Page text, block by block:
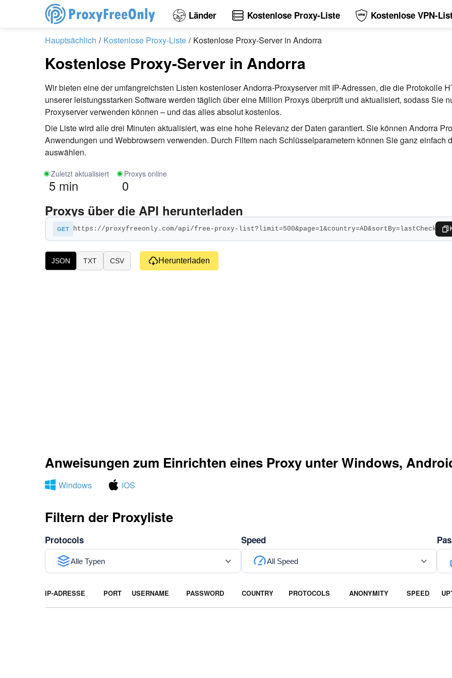
Länder Kostenlose Proxy-Liste Kostenlose VPN-
Hauptsächlich Kostenlose Proxy-Liste Kostenlose Proxy-Server in Andorra
Kostenlose Proxy-Server in Andorra
Wir bieten eine der umfangreichsten Listen kostenloser Andorra-Proxyserver mit IP-Adressen, die die Protokolle
unserer leistungsstarken Software werden täglich über eine Million Proxys überprüft und aktualisiert, sodass Sie
Proxyserver verwenden können – und das alles absolut kostenlos.
Die Liste wird alle drei Minuten aktualisiert, was eine hohe Relevanz der Daten garantiert. Sie können Andorra
Anwendungen und Webbrowsern verwenden. Durch Filtern nach Schlüsselparametern können Sie ganz einfach
auswählen.
Zuletzt aktualisiert
5 min
Proxys online
0
Proxys über die API herunterladen
GET
JSON TXT CSV Herunterladen
Anweisungen zum Einrichten eines Proxy unter Windows,
Windows iOS
Filtern der Proxyliste
Protocols
Alle Typen
Speed
All Speed
IP-ADRESSE PORT USERNAME PASSWORD COUNTRY PROTOCOLS ANONYMITY SPEED